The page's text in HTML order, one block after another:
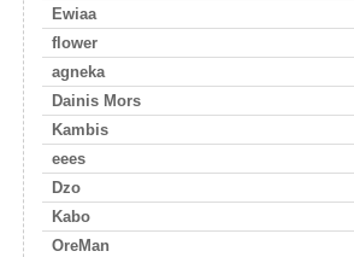
Ewiaa
flower
agneka
Dainis Mors
Kambis
eees
Dzo
Kabo
OreMan